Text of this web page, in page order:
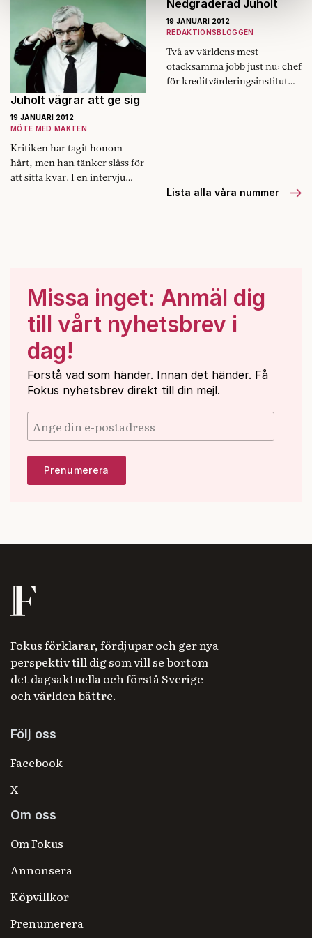
samlat in när du har använt deras tjänster.
Om du vill läsa mer om hur vi hanterar personuppgifter
kan du göra det här
Juholt vägrar att ge sig
19 JANUARI 2012
MÖTE MED MAKTEN
Kritiken har tagit honom
hårt, men han tänker slåss för
att sitta kvar. I en intervju
Nedgraderad Juholt
19 JANUARI 2012
REDAKTIONSBLOGGEN
Två av världens mest
otacksamma jobb just nu: chef
för kredit­värderingsinstitut
Lista alla våra nummer
Missa inget: Anmäl dig
till vårt nyhetsbrev i
dag!
Förstå vad som händer. Innan det händer. Få
Fokus nyhetsbrev direkt till din mejl.
Fokus förklarar, fördjupar och ger nya
perspektiv till dig som vill se bortom
det dagsaktuella och förstå Sverige
och världen bättre.
Följ oss
Facebook
X
Om oss
Om Fokus
Annonsera
Köpvillkor
Prenumerera